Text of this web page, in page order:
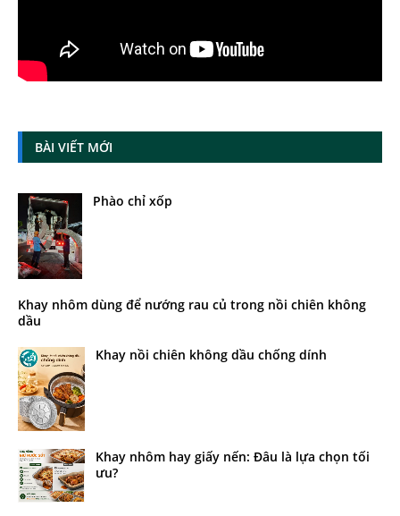
BÀI VIẾT MỚI
Phào chỉ xốp
Khay nhôm dùng để nướng rau củ trong nồi chiên không
dầu
Khay nồi chiên không dầu chống dính
Khay nhôm hay giấy nến: Đâu là lựa chọn tối
ưu?